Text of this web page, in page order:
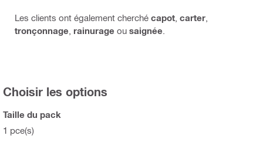
Les clients ont également cherché capot carter
tronçonnage rainurage ou saignée
Choisir les options
Taille du pack
1 pce(s)